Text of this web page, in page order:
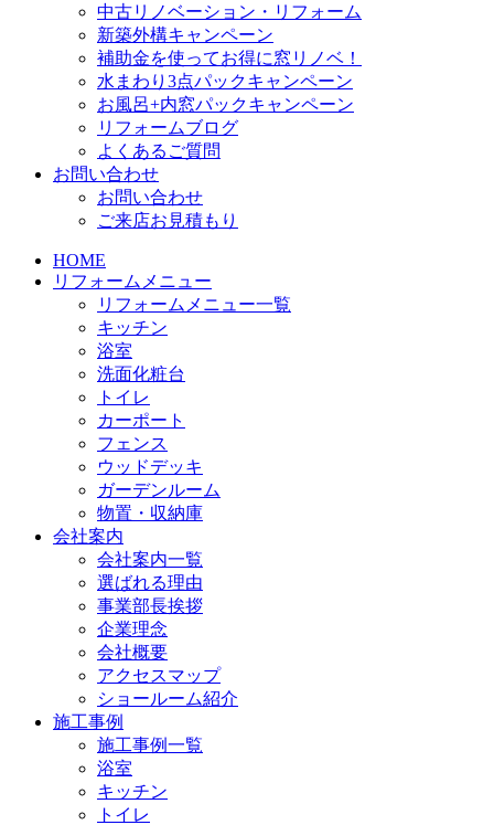
中古リノベーション・リフォーム
新築外構キャンペーン
補助金を使ってお得に窓リノベ！
水まわり3点パックキャンペーン
お風呂+内窓パックキャンペーン
リフォームブログ
よくあるご質問
お問い合わせ
お問い合わせ
ご来店お見積もり
HOME
リフォームメニュー
リフォームメニュー一覧
キッチン
浴室
洗面化粧台
トイレ
カーポート
フェンス
ウッドデッキ
ガーデンルーム
物置・収納庫
会社案内
会社案内一覧
選ばれる理由
事業部長挨拶
企業理念
会社概要
アクセスマップ
ショールーム紹介
施工事例
施工事例一覧
浴室
キッチン
トイレ